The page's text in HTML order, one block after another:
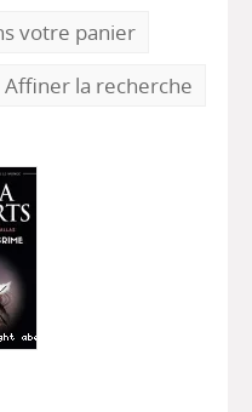
votre panier
Affiner la recherche